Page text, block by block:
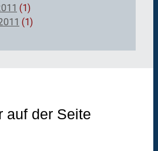
(1)
(1)
auf der Seite